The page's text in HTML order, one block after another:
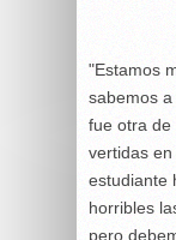
"Estamos
sabemos
fue otra de
vertidas
estudiante
horribles
pero